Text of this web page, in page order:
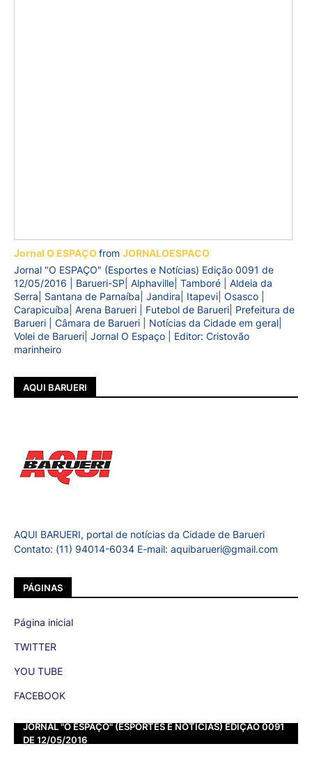
Jornal O ESPAÇOfrom JORNALOESPACO
Jornal "O ESPAÇO" (Esportes e Notícias) Edição 0091 de
12/05/2016 | Barueri-SP| Alphaville| Tamboré | Aldeia da
Serra| Santana de Parnaíba| Jandira| Itapevi| Osasco |
Carapicuíba| Arena Barueri | Futebol de Barueri| Prefeitura de
Barueri | Câmara de Barueri | Notícias da Cidade em geral|
Volei de Barueri| Jornal O Espaço | Editor: Cristovão
marinheiro
AQUI BARUERI
AQUI BARUERI, portal de notícias da Cidade de Barueri
Contato: (11) 94014-6034 E-mail: aquibarueri@gmail.com
PÁGINAS
Página inicial
TWITTER
YOU TUBE
FACEBOOK
JORNAL "O ESPAÇO" (ESPORTES E NOTÍCIAS) EDIÇÃO 0091
DE 12/05/2016